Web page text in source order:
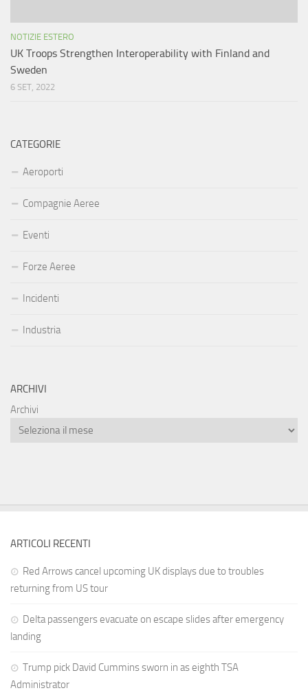
NOTIZIE ESTERO
UK Troops Strengthen Interoperability with Finland and
Sweden
6 SET, 2022
CATEGORIE
Aeroporti
Compagnie Aeree
Eventi
Forze Aeree
Incidenti
Industria
ARCHIVI
Archivi
ARTICOLI RECENTI
Red Arrows cancel upcoming UK displays due to troubles
returning from US tour
Delta passengers evacuate on escape slides after emergency
landing
Trump pick David Cummins sworn in as eighth TSA
Administrator